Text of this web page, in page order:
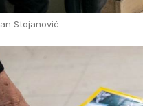
Stojanović